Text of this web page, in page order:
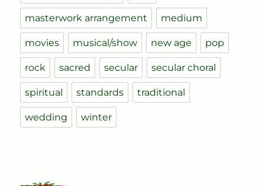
masterwork arrangement medium
movies musical/show new age pop
rock sacred secular secular choral
spiritual standards traditional
wedding winter